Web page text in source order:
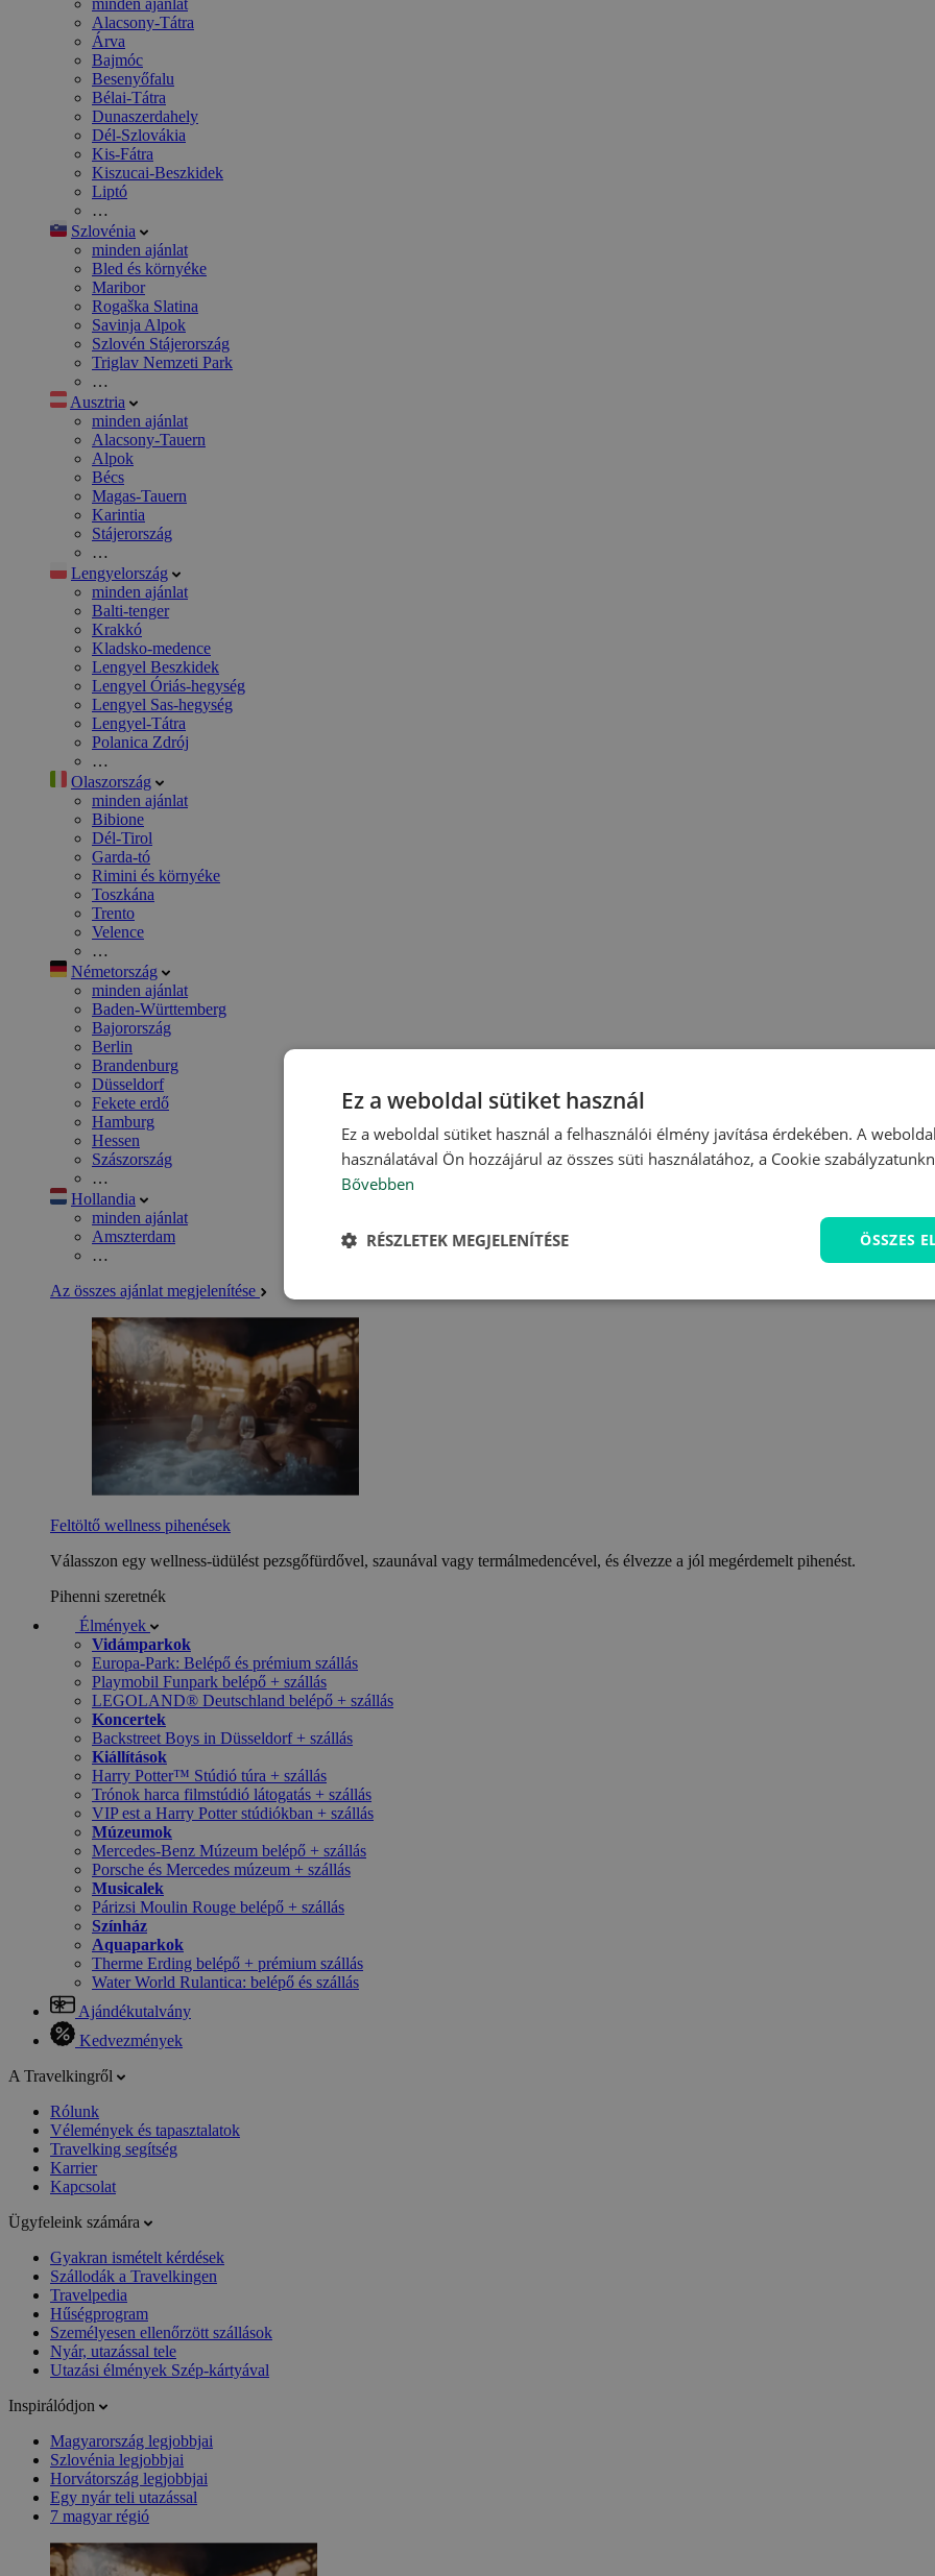
Alacsony-Tátra
Árva
Bajmóc
Besenyőfalu
Bélai-Tátra
Dunaszerdahely
Dél-Szlovákia
Kis-Fátra
Kiszucai-Beszkidek
Liptó
…
Szlovénia
minden ajánlat
Bled és környéke
Maribor
Rogaška Slatina
Savinja Alpok
Szlovén Stájerország
Triglav Nemzeti Park
…
Ausztria
minden ajánlat
Alacsony-Tauern
Alpok
Bécs
Magas-Tauern
Karintia
Stájerország
…
Lengyelország
minden ajánlat
Balti-tenger
Krakkó
Kladsko-medence
Lengyel Beszkidek
Lengyel Óriás-hegység
Lengyel Sas-hegység
Lengyel-Tátra
Polanica Zdrój
…
Olaszország
minden ajánlat
Bibione
Dél-Tirol
Garda-tó
Rimini és környéke
Toszkána
Trento
Velence
…
Németország
minden ajánlat
Baden-Württemberg
Bajorország
Berlin
Brandenburg
Düsseldorf
Fekete erdő
Hamburg
Hessen
Szászország
…
Hollandia
minden ajánlat
Amszterdam
…
Az összes ajánlat megjelenítése
Feltöltő wellness pihenések
Válasszon egy wellness-üdülést pezsgőfürdővel, szaunával vagy termálmedencével, és élvezze a jól megérdemelt pihenést.
Pihenni szeretnék
Élmények
Vidámparkok
Europa-Park: Belépő és prémium szállás
Playmobil Funpark belépő + szállás
LEGOLAND® Deutschland belépő + szállás
Koncertek
Backstreet Boys in Düsseldorf + szállás
Kiállítások
Harry Potter™ Stúdió túra + szállás
Trónok harca filmstúdió látogatás + szállás
VIP est a Harry Potter stúdiókban + szállás
Múzeumok
Mercedes-Benz Múzeum belépő + szállás
Porsche és Mercedes múzeum + szállás
Musicalek
Párizsi Moulin Rouge belépő + szállás
Színház
Aquaparkok
Therme Erding belépő + prémium szállás
Water World Rulantica: belépő és szállás
Ajándékutalvány
Kedvezmények
A Travelkingről
Rólunk
Vélemények és tapasztalatok
Travelking segítség
Karrier
Kapcsolat
Ügyfeleink számára
Gyakran ismételt kérdések
Szállodák a Travelkingen
Travelpedia
Hűségprogram
Személyesen ellenőrzött szállások
Nyár, utazással tele
Utazási élmények Szép-kártyával
Inspirálódjon
Magyarország legjobbjai
Szlovénia legjobbjai
Horvátország legjobbjai
Egy nyár teli utazással
7 magyar régió
Ez a weboldal sütiket használ
Ez a weboldal sütiket használ a felhasználói élmény javítása érdekében. A
használatával Ön hozzájárul az összes süti használatához, a Cookie
Bővebben
ÖSSZES
RÉSZLETEK MEGJELENÍTÉSE